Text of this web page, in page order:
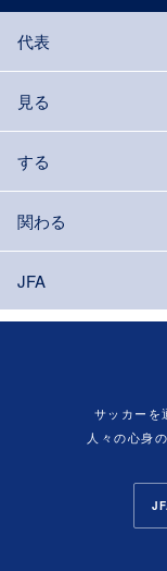
代表
見る
する
関わる
JFA
サッカーを
人々の心身